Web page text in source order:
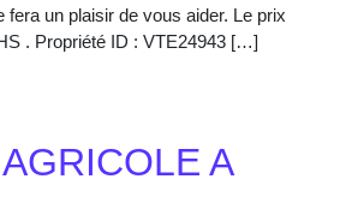
un plaisir de vous aider. Le prix
. Propriété ID : VTE24943 […]
A